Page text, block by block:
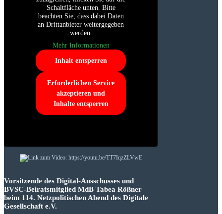
Schaltfläche unten. Bitte
beachten Sie, dass dabei Daten
an Drittanbieter weitergegeben
werden.
Mehr Informationen
Inhalt entsperren
Erforderlichen Service
akzeptieren und
Inhalte entsperren
Vorsitzende des Digital-Ausschusses und
BVSC-Beiratsmitglied MdB Tabea Rößner
beim 114. Netzpolitischen Abend des Digitale
Gesellschaft e.V.